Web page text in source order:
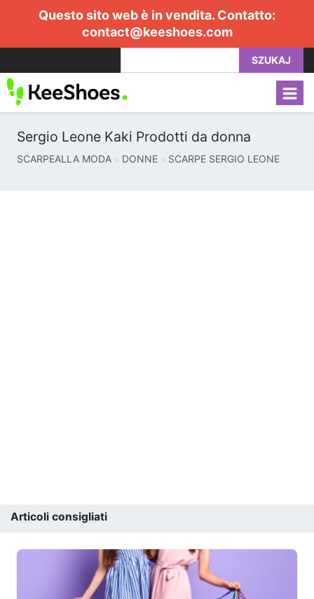
Questo sito web è in vendita. Contatto:
contact@keeshoes.com
SZUKAJ
Sergio Leone Kaki Prodotti da donna
SCARPEALLA MODA DONNE SCARPE SERGIO LEONE
Articoli consigliati